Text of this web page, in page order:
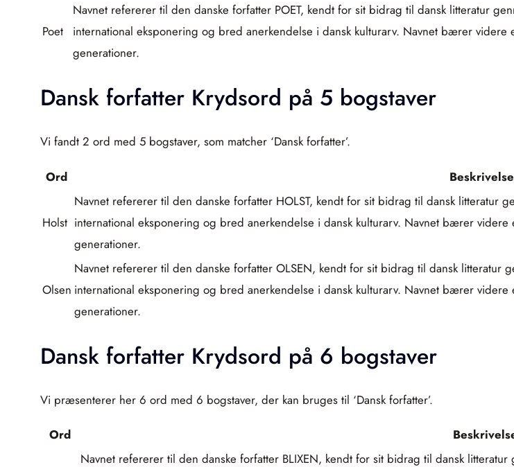
Poet
Navnet refererer til den danske forfatter POET, kendt for sit bidrag til dansk litteratur
international eksponering og bred anerkendelse i dansk kulturarv. Navnet bærer
generationer.
Dansk forfatter Krydsord på 5 bogstaver
Vi fandt 2 ord med 5 bogstaver, som matcher ‘Dansk forfatter’.
Ord Beskrivelse
Holst
Navnet refererer til den danske forfatter HOLST, kendt for sit bidrag til dansk
international eksponering og bred anerkendelse i dansk kulturarv. Navnet bærer
generationer.
Olsen
Navnet refererer til den danske forfatter OLSEN, kendt for sit bidrag til dansk
international eksponering og bred anerkendelse i dansk kulturarv. Navnet bærer
generationer.
Dansk forfatter Krydsord på 6 bogstaver
Vi præsenterer her 6 ord med 6 bogstaver, der kan bruges til ‘Dansk forfatter’.
Ord
Navnet refererer til den danske forfatter BLIXEN, kendt for sit bidrag til dansk